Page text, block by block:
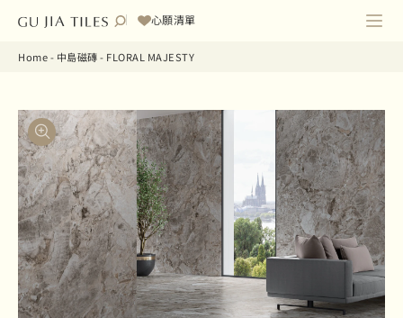
心願清單
Home- 中島磁磚- FLORAL MAJESTY